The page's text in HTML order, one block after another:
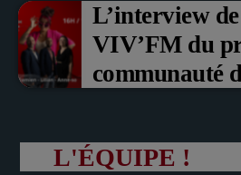
L’interview
VIV’FM du
communauté
président com
L'ÉQUIPE !